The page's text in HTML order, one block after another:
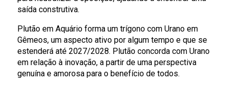
saída construtiva.
Plutão em Aquário forma um trígono com Urano em
Gêmeos, um aspecto ativo por algum tempo e que se
estenderá até 2027/2028. Plutão concorda com Urano
em relação à inovação, a partir de uma perspectiva
genuína e amorosa para o benefício de todos.